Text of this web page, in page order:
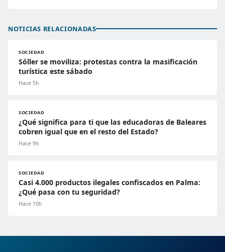
NOTICIAS RELACIONADAS
SOCIEDAD
Sóller se moviliza: protestas contra la masificación
turística este sábado
Hace 5h
SOCIEDAD
¿Qué significa para ti que las educadoras de Baleares
cobren igual que en el resto del Estado?
Hace 9h
SOCIEDAD
Casi 4.000 productos ilegales confiscados en Palma:
¿Qué pasa con tu seguridad?
Hace 10h